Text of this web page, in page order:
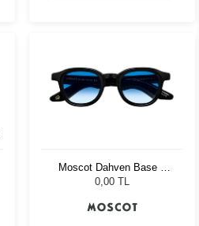
Moscot Dahven Base 2
Sun 47 Blk Brod. Blue
0,00 TL